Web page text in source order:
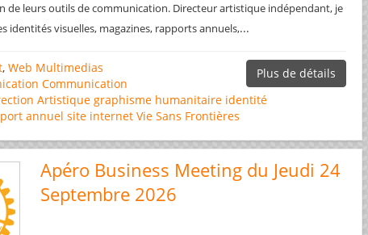
de leurs outils de communication. Directeur artistique indépendant, je
identités visuelles, magazines, rapports annuels,...
Plus de détails
, Web Multimedias
Communication
Artistique graphisme humanitaire identité
annuel site internet Vie Sans Frontières
Apéro Business Meeting du Jeudi 24
Septembre 2026